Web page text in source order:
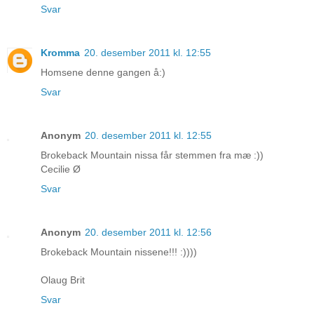
Svar
Kromma 20. desember 2011 kl. 12:55
Homsene denne gangen å:)
Svar
Anonym 20. desember 2011 kl. 12:55
Brokeback Mountain nissa får stemmen fra mæ :))
Cecilie Ø
Svar
Anonym 20. desember 2011 kl. 12:56
Brokeback Mountain nissene!!! :))))
Olaug Brit
Svar